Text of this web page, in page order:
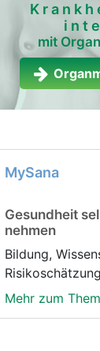
mit
MySana
Gesundheit
nehmen
Bildung,
Risikoschätzung
Mehr zum